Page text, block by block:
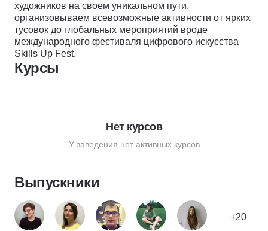
художников на своем уникальном пути,
организовываем всевозможные активности от ярких
тусовок до глобальных мероприятий вроде
международного фестиваля цифрового искусства
Skills Up Fest.
Курсы
Нет курсов
У заведения нет активных курсов
Выпускники
+20